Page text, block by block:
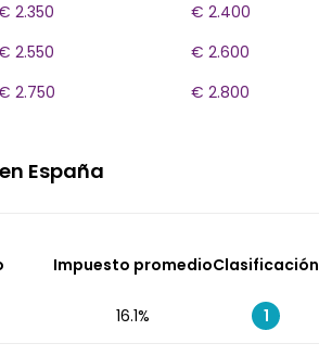
2.350
€ 2.400
2.550
€ 2.600
2.750 € 2.800
España
Impuesto promedioClasificación
16.1% 1